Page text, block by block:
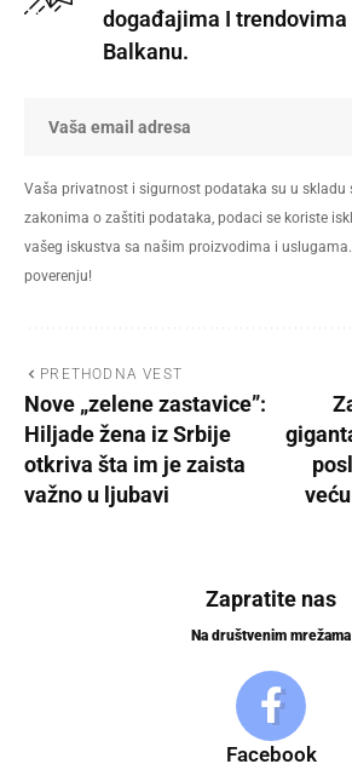
događajima I trendovima
Balkanu.
Vaša privatnost i sigurnost podataka su u skladu
zakonima o zaštiti podataka, podaci se koriste
vašeg iskustva sa našim proizvodima i
poverenju!
PRETHODNA VEST
Nove „zelene zastavice”:
Hiljade žena iz Srbije
otkriva šta im je zaista
važno u ljubavi
Zapratite nas
Na društvenim mrežama
Facebook